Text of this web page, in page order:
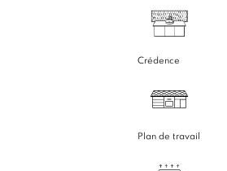
Crédence
Plan de travail